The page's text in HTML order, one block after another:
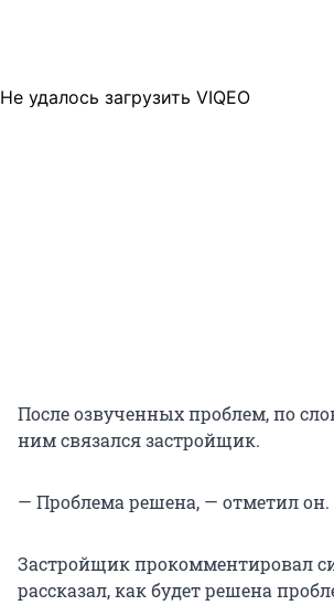
Не удалось загрузить VIQEO
После озвученных проблем, по
ним связался застройщик.
— Проблема решена, — отметил он.
Застройщик прокомментировал
рассказал, как будет решена